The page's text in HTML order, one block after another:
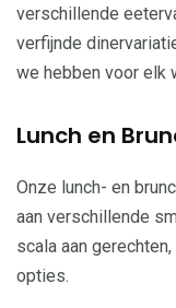
verschillende
verfijnde
we hebben voor elk
Lunch en
Onze lunch- en
aan verschillende
scala aan
opties.